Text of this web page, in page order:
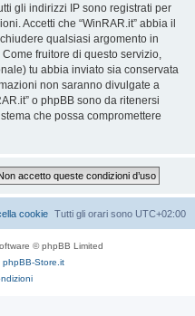
gli indirizzi IP sono registrati per
Accetti che “WinRAR.it” abbia il
qualsiasi argomento in
fruitore di questo servizio,
tu abbia inviato sia conservata
non saranno divulgate a
o phpBB sono da ritenersi
che possa compromettere
Tutti gli orari sono UTC+02:00
cookie
© phpBB Limited
phpBB-Store.it